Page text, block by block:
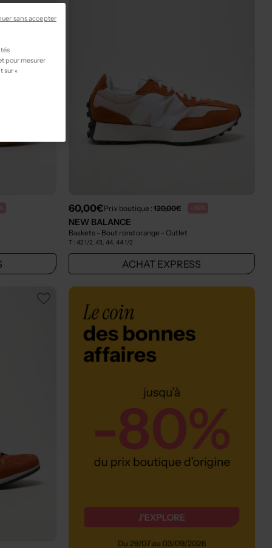
60,00€Prix boutique : 120,00€ -50%
NEW BALANCE
Baskets - Bout rond orange - Outlet
T : 42 1/2, 43, 44, 44 1/2
ACHAT EXPRESS
pour mesurer
sur «
sans accepter